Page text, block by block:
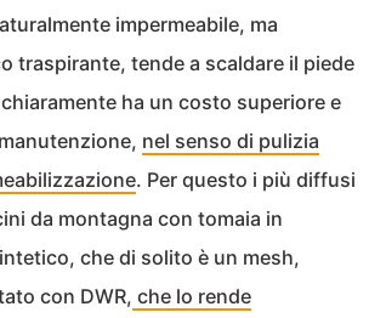
impermeabile, ma
traspirante, tende a scaldare il piede
ha un costo superiore e
nel senso di pulizia
. Per questo i più diffusi
da montagna con tomaia in
che di solito è un mesh,
con DWR, che lo rende